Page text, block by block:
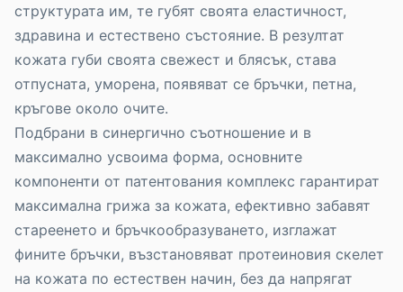
структурата им, те губят своята еластичност,
здравина и естествено състояние. В резултат
кожата губи своята свежест и блясък, става
отпусната, уморена, появяват се бръчки, петна,
кръгове около очите.
Подбрани в синергично съотношение и в
максимално усвоима форма, основните
компоненти от патентования комплекс гарантират
максимална грижа за кожата, ефективно забавят
стареенето и бръчкообразуването, изглажат
фините бръчки, възстановяват протеиновия скелет
на кожата по естествен начин, без да напрягат